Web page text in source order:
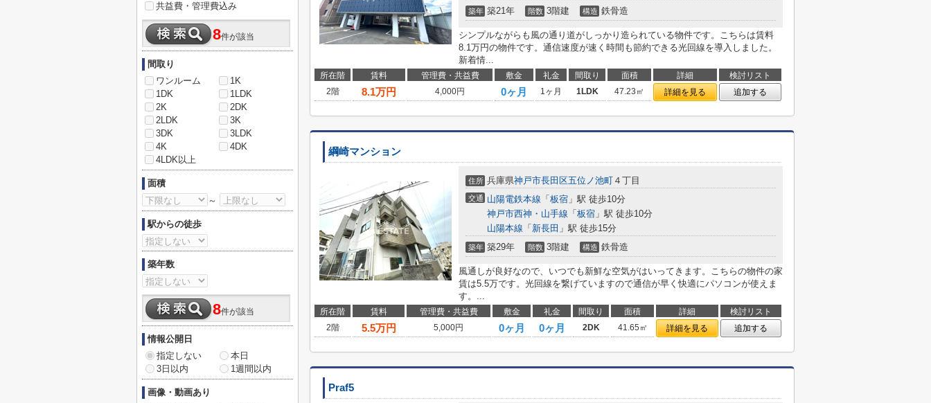
築年 築21年 階数 3階建 構造 鉄骨造
シンプルながらも風の通り道がしっかり造られている物件です。こちらは賃料
8.1万円の物件です。通信速度が速く時間も節約できる光回線を導入しました。
新着情...
所在階 賃料 管理費・共益費 敷金 礼金 間取り 面積 詳細
検討リスト
2階
8.1万円 4,000円 0ヶ月 1ヶ月 1LDK 47.23㎡ 詳細を見る 追加する
綱崎マンション
住所 兵庫県神戸市長田区五位ノ池町 ４丁目
交通 山陽電鉄本線 「 板宿 」駅 徒歩10分
神戸市西神・山手線 「 板宿 」駅 徒歩10分
山陽本線 「 新長田 」駅 徒歩15分
築年 築29年 階数 3階建 構造 鉄骨造
風通しが良好なので、いつでも新鮮な空気がはいってきます。こちらの物件の家
賃は5.5万です。光回線を繋げていますので通信が早く快適にパソコンが使えま
す。...
所在階 賃料 管理費・共益費 敷金 礼金 間取り 面積 詳細
検討リスト
2階
5.5万円 5,000円 0ヶ月 0ヶ月 2DK 41.65㎡ 詳細を見る 追加する
Praf5
共益費・管理費込み
8件が該当
間取り
ワンルーム
1K
1DK
1LDK
2K
2DK
2LDK
3K
3DK
3LDK
4K
4DK
4LDK以上
面積
～
駅からの徒歩
築年数
8件が該当
情報公開日
指定しない
本日
3日以内
1週間以内
画像・動画あり